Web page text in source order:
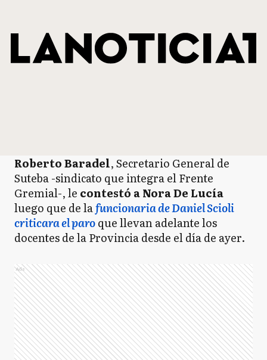
Roberto Baradel, Secretario General de
Suteba -sindicato que integra el Frente
Gremial-, le contestó a Nora De Lucía
luego que de lafuncionaria de Daniel Scioli
criticara el paroque llevan adelante los
docentes de la Provincia desde el día de ayer.
Ads